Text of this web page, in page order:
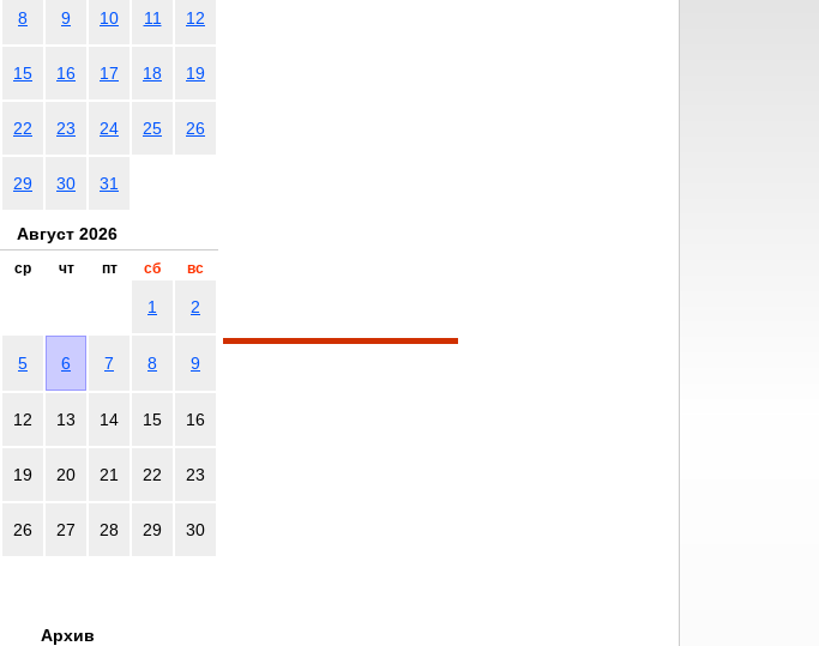
8 9 10 11 12
15 16 17 18 19
22 23 24 25 26
29 30 31
Август 2026
ср чт пт сб вс
1 2
5 6 7 8 9
12 13 14 15 16
19 20 21 22 23
26 27 28 29 30
Архив